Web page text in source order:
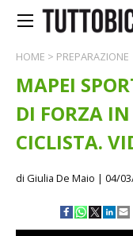
HOME > PREPARAZIONE
MAPEI
DI FORZA
CICLISTA.
di Giulia De Maio | 04/